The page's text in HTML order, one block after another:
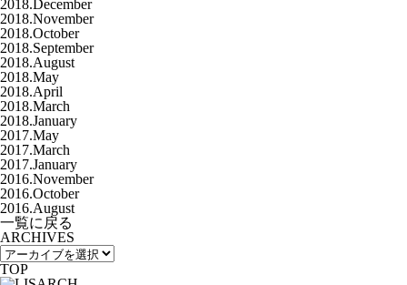
2018.December
2018.November
2018.October
2018.September
2018.August
2018.May
2018.April
2018.March
2018.January
2017.May
2017.March
2017.January
2016.November
2016.October
2016.August
一覧に戻る
ARCHIVES
TOP